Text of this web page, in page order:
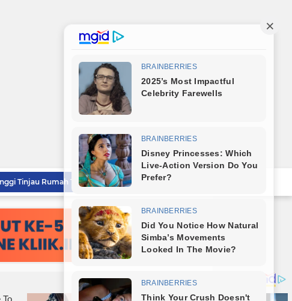
Wali Kota Tebingtinggi Sampaikan Ranperda Pertanggungjawaban APBD 2025
Sambut HUT RI ke-81, Wali Kota Tebingtinggi Bagikan Bendera Merah Putih Kepada Masyarakat
Wali Kota Tebingtinggi Lepas Kontingen Jambore Nasional Gerakan Pramuka XII Tahun 2026
Sekda Tebingtinggi Hadiri Penutupan PRSU 2026 dan Dukung Kolaborasi Pembangunan Sumut
Komitmen Percepatan Turunkan Stunting
Bareng Kapolres dan Dandim, Wali Kota Tebingtinggi Jamu Taruna AKPOL di Rumah Dinas